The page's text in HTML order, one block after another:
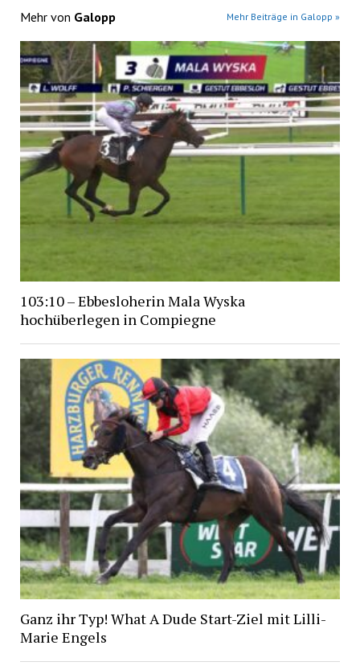
Mehr von Galopp Mehr Beiträge in Galopp »
103:10 – Ebbesloherin Mala Wyska
hochüberlegen in Compiegne
Ganz ihr Typ! What A Dude Start-Ziel mit Lilli-
Marie Engels